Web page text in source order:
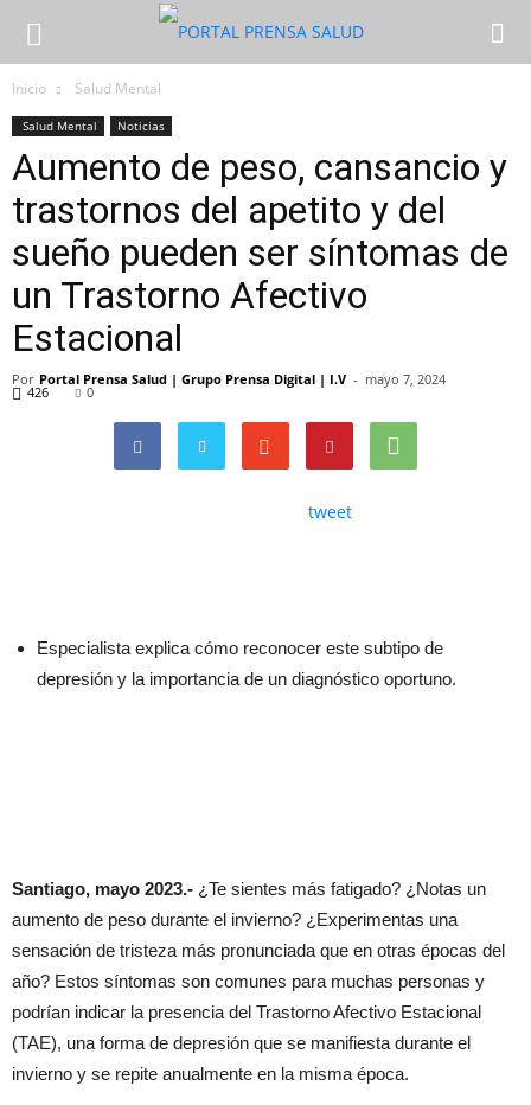
Inicio Salud Mental
Salud Mental Noticias
Aumento de peso, cansancio y
trastornos del apetito y del
sueño pueden ser síntomas de
un Trastorno Afectivo
Estacional
Por Portal Prensa Salud | Grupo Prensa Digital | I.V - mayo 7, 2024
426 0
tweet
Especialista explica cómo reconocer este subtipo de
depresión y la importancia de un diagnóstico oportuno.
Santiago, mayo 2023.- ¿Te sientes más fatigado? ¿Notas un
aumento de peso durante el invierno? ¿Experimentas una
sensación de tristeza más pronunciada que en otras épocas del
año? Estos síntomas son comunes para muchas personas y
podrían indicar la presencia del Trastorno Afectivo Estacional
(TAE), una forma de depresión que se manifiesta durante el
invierno y se repite anualmente en la misma época.